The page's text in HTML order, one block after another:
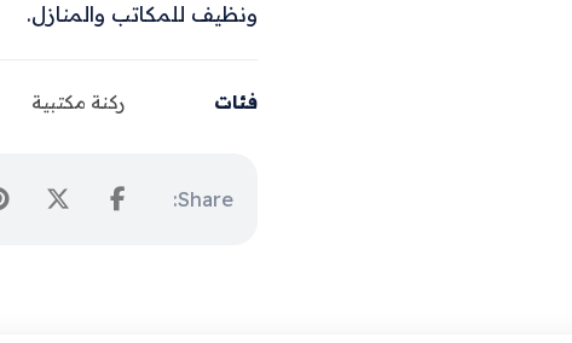
ونظيف للمكاتب والمنازل.
فئات ركنة مكتبية